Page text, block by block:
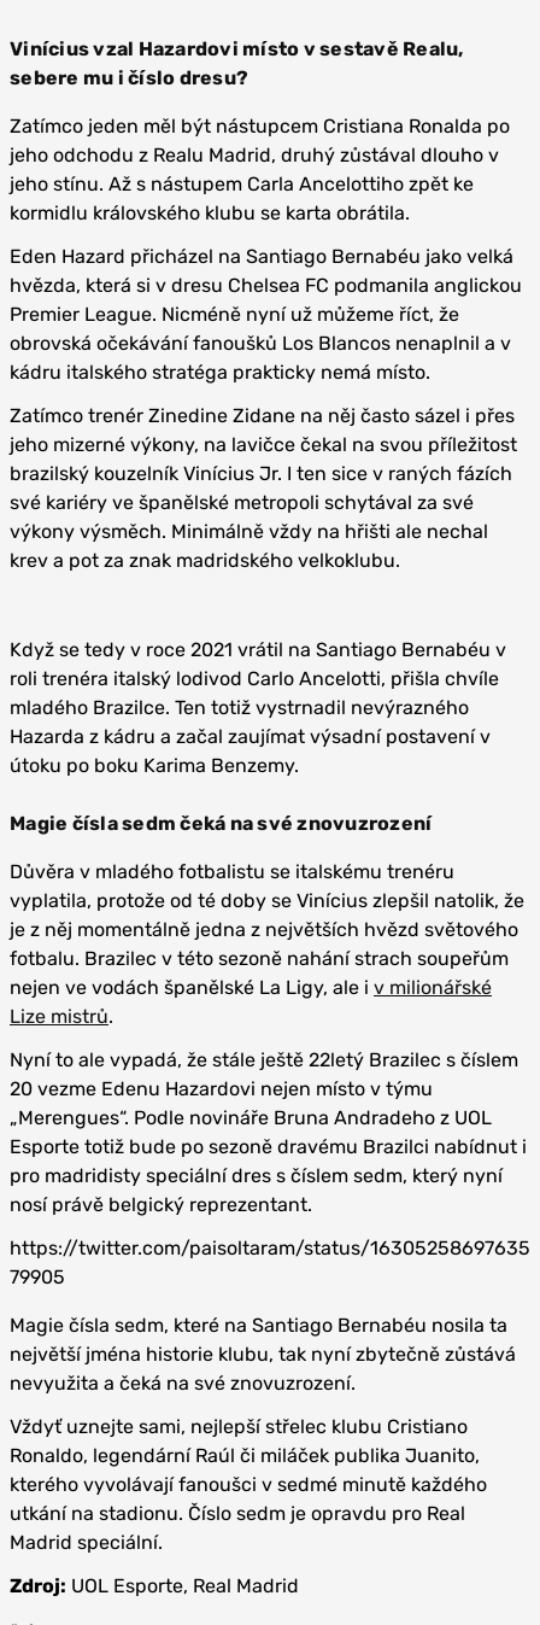
Vinícius vzal Hazardovi místo v sestavě Realu,
sebere mu i číslo dresu?
Zatímco jeden měl být nástupcem Cristiana Ronalda po
jeho odchodu z Realu Madrid, druhý zůstával dlouho v
jeho stínu. Až s nástupem Carla Ancelottiho zpět ke
kormidlu královského klubu se karta obrátila.
Eden Hazard přicházel na Santiago Bernabéu jako velká
hvězda, která si v dresu Chelsea FC podmanila anglickou
Premier League. Nicméně nyní už můžeme říct, že
obrovská očekávání fanoušků Los Blancos nenaplnil a v
kádru italského stratéga prakticky nemá místo.
Zatímco trenér Zinedine Zidane na něj často sázel i přes
jeho mizerné výkony, na lavičce čekal na svou příležitost
brazilský kouzelník Vinícius Jr. I ten sice v raných fázích
své kariéry ve španělské metropoli schytával za své
výkony výsměch. Minimálně vždy na hřišti ale nechal
krev a pot za znak madridského velkoklubu.
Když se tedy v roce 2021 vrátil na Santiago Bernabéu v
roli trenéra italský lodivod Carlo Ancelotti, přišla chvíle
mladého Brazilce. Ten totiž vystrnadil nevýrazného
Hazarda z kádru a začal zaujímat výsadní postavení v
útoku po boku Karima Benzemy.
Magie čísla sedm čeká na své znovuzrození
Důvěra v mladého fotbalistu se italskému trenéru
vyplatila, protože od té doby se Vinícius zlepšil natolik, že
je z něj momentálně jedna z největších hvězd světového
fotbalu. Brazilec v této sezoně nahání strach soupeřům
nejen ve vodách španělské La Ligy, ale i v milionářské
Lize mistrů.
Nyní to ale vypadá, že stále ještě 22letý Brazilec s číslem
20 vezme Edenu Hazardovi nejen místo v týmu
„Merengues“. Podle novináře Bruna Andradeho z UOL
Esporte totiž bude po sezoně dravému Brazilci nabídnut i
pro madridisty speciální dres s číslem sedm, který nyní
nosí právě belgický reprezentant.
https://twitter.com/paisoltaram/status/16305258697635
79905
Magie čísla sedm, které na Santiago Bernabéu nosila ta
největší jména historie klubu, tak nyní zbytečně zůstává
nevyužita a čeká na své znovuzrození.
Vždyť uznejte sami, nejlepší střelec klubu Cristiano
Ronaldo, legendární Raúl či miláček publika Juanito,
kterého vyvolávají fanoušci v sedmé minutě každého
utkání na stadionu. Číslo sedm je opravdu pro Real
Madrid speciální.
Zdroj: UOL Esporte, Real Madrid